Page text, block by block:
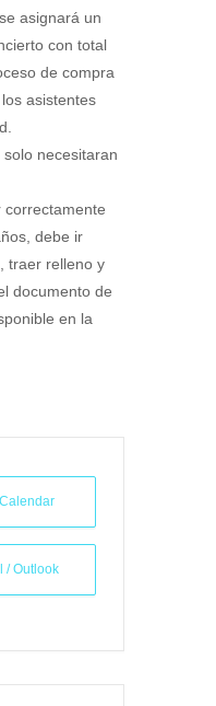
asignará un
con total
de compra
asistentes
necesitaran
correctamente
debe ir
traer relleno y
documento de
en la
/ Outlook